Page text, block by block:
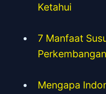
Ketahui
7 Manfaat
Mengapa